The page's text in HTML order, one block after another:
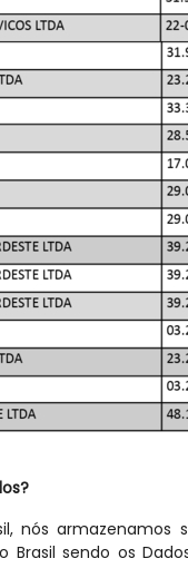
nós armazenamos
sendo os